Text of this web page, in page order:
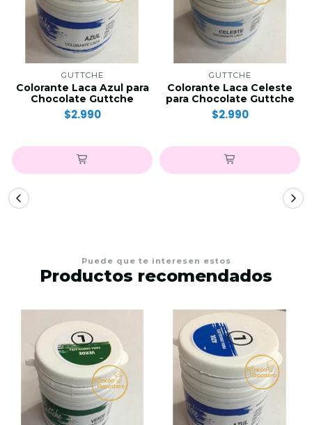
GUTTCHE
Colorante Laca Azul para
Chocolate Guttche
$2.990
GUTTCHE
Colorante Laca Celeste
para Chocolate Guttche
$2.990
Puede que te interesen estos
Productos recomendados